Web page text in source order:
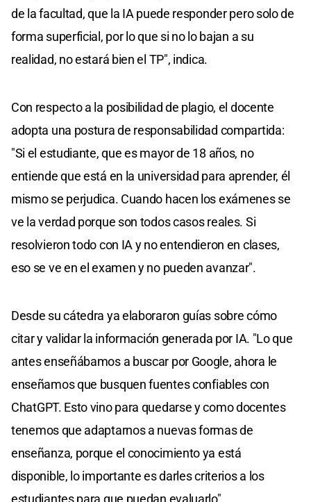
de la facultad, que la IA puede responder pero solo de
forma superficial, por lo que si no lo bajan a su
realidad, no estará bien el TP", indica.
Con respecto a la posibilidad de plagio, el docente
adopta una postura de responsabilidad compartida:
"Si el estudiante, que es mayor de 18 años, no
entiende que está en la universidad para aprender, él
mismo se perjudica. Cuando hacen los exámenes se
ve la verdad porque son todos casos reales. Si
resolvieron todo con IA y no entendieron en clases,
eso se ve en el examen y no pueden avanzar".
Desde su cátedra ya elaboraron guías sobre cómo
citar y validar la información generada por IA. "Lo que
antes enseñábamos a buscar por Google, ahora le
enseñamos que busquen fuentes confiables con
ChatGPT. Esto vino para quedarse y como docentes
tenemos que adaptarnos a nuevas formas de
enseñanza, porque el conocimiento ya está
disponible, lo importante es darles criterios a los